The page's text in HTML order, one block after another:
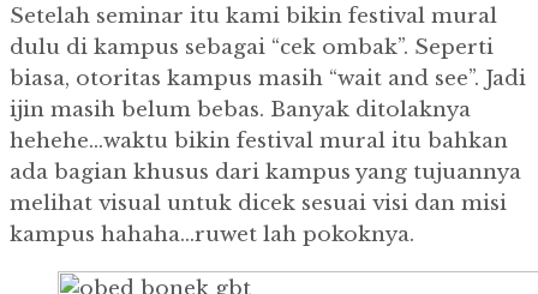
Setelah seminar itu kami bikin festival mural
dulu di kampus sebagai “cek ombak”. Seperti
biasa, otoritas kampus masih “wait and see”. Jadi
ijin masih belum bebas. Banyak ditolaknya
hehehe…waktu bikin festival mural itu bahkan
ada bagian khusus dari kampus yang tujuannya
melihat visual untuk dicek sesuai visi dan misi
kampus hahaha…ruwet lah pokoknya.